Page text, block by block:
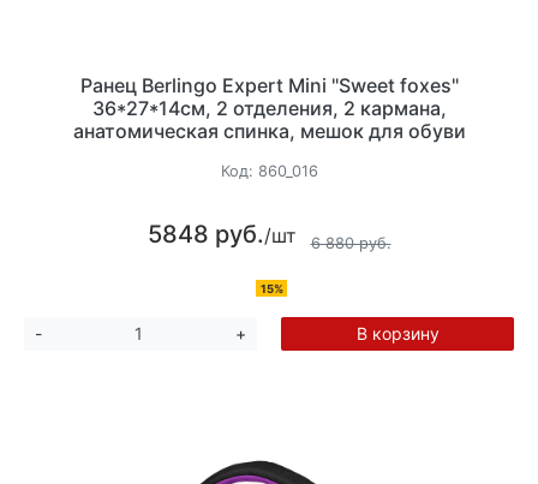
Ранец Berlingo Expert Mini "Sweet foxes"
36*27*14см, 2 отделения, 2 кармана,
анатомическая спинка, мешок для обуви
Код: 860_016
5848 руб./шт 6 880 руб.
15%
- + В корзину